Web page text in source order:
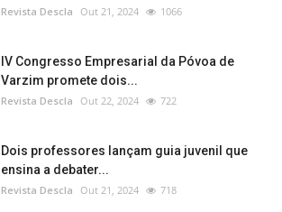
Revista Descla Out 21, 2024 1066
IV Congresso Empresarial da Póvoa de
Varzim promete dois...
Revista Descla Out 22, 2024 722
Dois professores lançam guia juvenil que
ensina a debater...
Revista Descla Out 21, 2024 718